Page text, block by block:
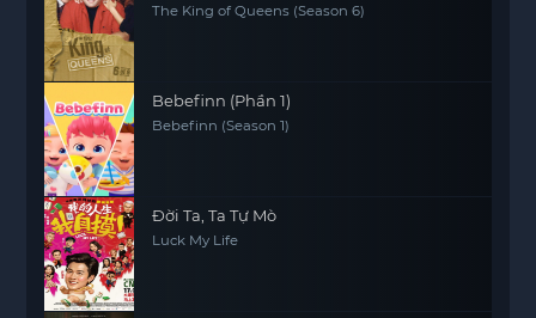
The King of Queens (Season 6)
Bebefinn (Phần 1)
Bebefinn (Season 1)
Đời Ta, Ta Tự Mò
Luck My Life